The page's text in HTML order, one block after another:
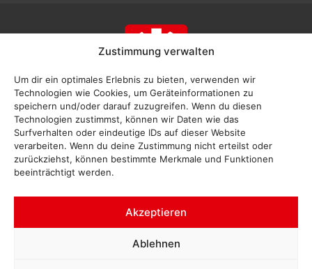
Zustimmung verwalten
Um dir ein optimales Erlebnis zu bieten, verwenden wir
Technologien wie Cookies, um Geräteinformationen zu
speichern und/oder darauf zuzugreifen. Wenn du diesen
Technologien zustimmst, können wir Daten wie das
Surfverhalten oder eindeutige IDs auf dieser Website
verarbeiten. Wenn du deine Zustimmung nicht erteilst oder
zurückziehst, können bestimmte Merkmale und Funktionen
beeinträchtigt werden.
Akzeptieren
Ablehnen